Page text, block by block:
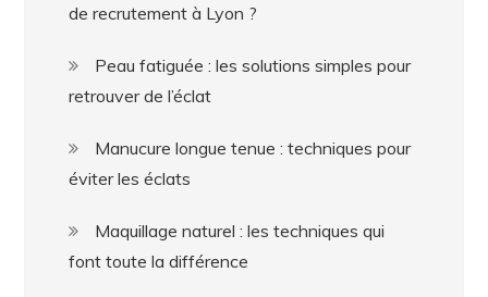
de recrutement à Lyon ?
Peau fatiguée : les solutions simples pour
retrouver de l’éclat
Manucure longue tenue : techniques pour
éviter les éclats
Maquillage naturel : les techniques qui
font toute la différence